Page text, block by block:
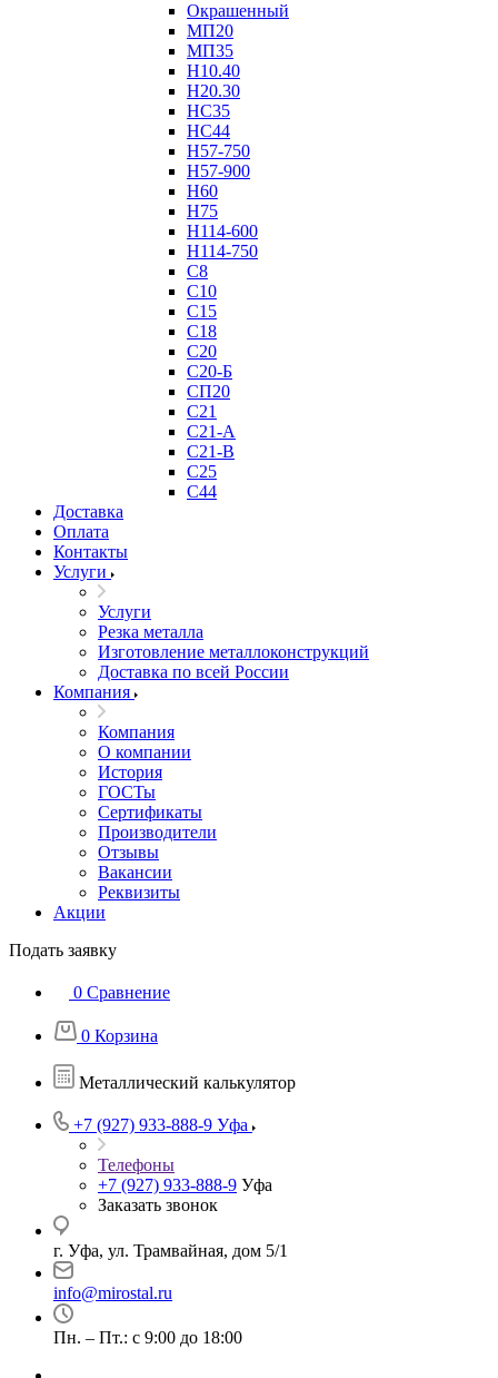
Окрашенный
МП20
МП35
Н10.40
Н20.30
НС35
НС44
Н57-750
Н57-900
Н60
Н75
Н114-600
Н114-750
С8
С10
С15
С18
С20
С20-Б
СП20
С21
С21-А
С21-В
С25
С44
Доставка
Оплата
Контакты
Услуги
Услуги
Резка металла
Изготовление металлоконструкций
Доставка по всей России
Компания
Компания
О компании
История
ГОСТы
Сертификаты
Производители
Отзывы
Вакансии
Реквизиты
Акции
Подать заявку
0 Сравнение
0 Корзина
Металлический калькулятор
+7 (927) 933-888-9 Уфа
Телефоны
+7 (927) 933-888-9 Уфа
Заказать звонок
г. Уфа, ул. Трамвайная, дом 5/1
info@mirostal.ru
Пн. – Пт.: с 9:00 до 18:00